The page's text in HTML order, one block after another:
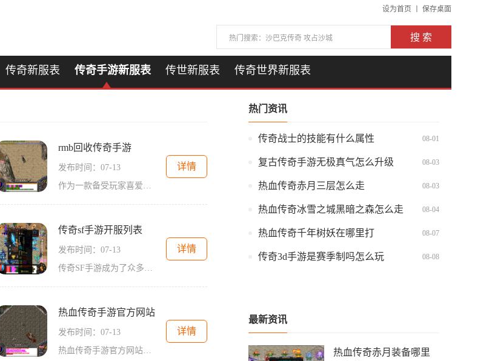
设为首页 保存桌面
搜 索
传奇新服表 传奇手游新服表 传世新服表 传奇世界新服表
rmb回收传奇手游
发布时间：07-13
作为一款备受玩家喜爱的传奇手游，《RMB回收传奇手游》凭借其独特的玩法和特色，成为了当下最热门的游戏之一。该游戏以其创新的“回收”机制，为玩家带来了与众不同的游戏体验
详情
传奇sf手游开服列表
发布时间：07-13
传奇SF手游成为了众多玩家的热门选择。这类游戏以其独特的玩法和激烈的战斗场景吸引了许多玩家的关注。为了让玩家能够更好地选择合适的传奇SF手游进行游戏，特为大家整理了一份
详情
热血传奇手游官方网站
发布时间：07-13
热血传奇手游官方网站，是广大玩家追求激情战斗和策略游戏的最佳选择。作为经典端游《热血传奇》的移动版，热血传奇手游凭借其丰富的玩法和经典的游戏画面，吸引了大量玩家的
详情
热门资讯
传奇战士的技能有什么属性 08-01
复古传奇手游无极真气怎么升级 08-03
热血传奇赤月三层怎么走 08-03
热血传奇冰雪之城黑暗之森怎么走 08-04
热血传奇千年树妖在哪里打 08-07
传奇3d手游是赛季制吗怎么玩 08-08
最新资讯
热血传奇赤月装备哪里